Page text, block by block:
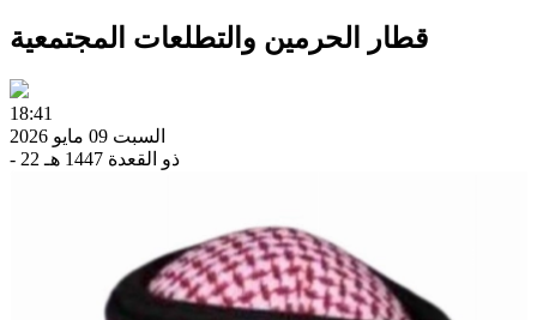
قطار الحرمين والتطلعات المجتمعية
18:41
السبت 09 مايو 2026
- 22 ذو القعدة 1447 هـ